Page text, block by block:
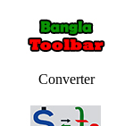
Converter